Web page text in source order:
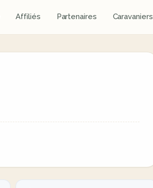
Affiliés Partenaires Caravaniers